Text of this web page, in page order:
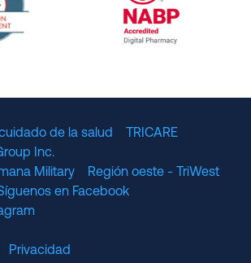
de la salud
TRICARE
Inc.
Military
Región oeste - TriWest
en Facebook
Privacidad